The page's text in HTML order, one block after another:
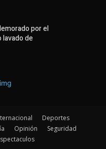
por el
lavado de
Deportes
Opinión
Seguridad